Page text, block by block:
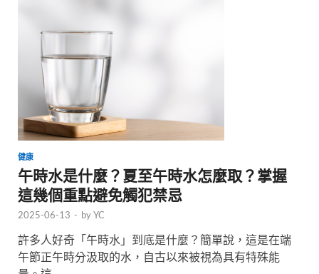
健康
午時水是什麼？夏至午時水怎麼取？掌握
這幾個重點避免觸犯禁忌
2025-06-13 - byYC
許多人好奇「午時水」到底是什麼？簡單說，這是在端
午節正午時分汲取的水，自古以來被視為具有特殊能